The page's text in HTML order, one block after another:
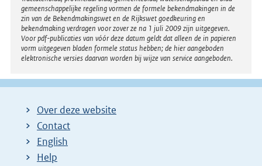
gemeenschappelijke regeling vormen de formele bekendmakingen in de
zin van de Bekendmakingswet en de Rijkswet goedkeuring en
bekendmaking verdragen voor zover ze na 1 juli 2009 zijn uitgegeven.
Voor pdf-publicaties van vóór deze datum geldt dat alleen de in papieren
vorm uitgegeven bladen formele status hebben; de hier aangeboden
elektronische versies daarvan worden bij wijze van service aangeboden.
Over deze website
Contact
English
Help